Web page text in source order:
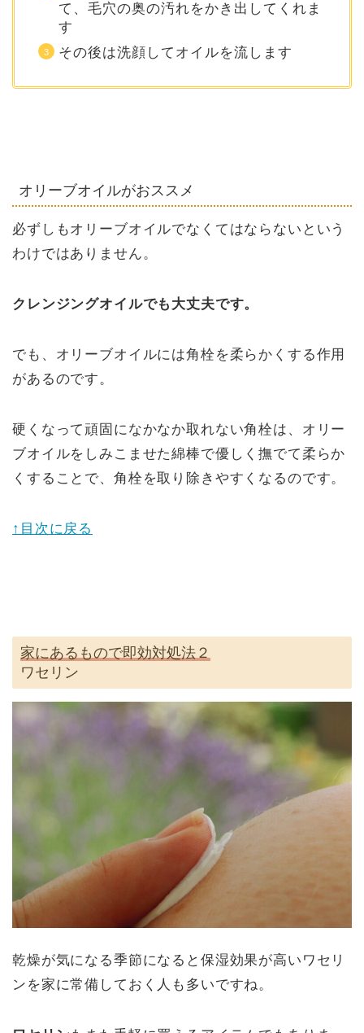
て、毛穴の奥の汚れをかき出してくれま
す
その後は洗顔してオイルを流します
オリーブオイルがおススメ
必ずしもオリーブオイルでなくてはならないという
わけではありません。
クレンジングオイルでも大丈夫です。
でも、オリーブオイルには角栓を柔らかくする作用
があるのです。
硬くなって頑固になかなか取れない角栓は、オリー
ブオイルをしみこませた綿棒で優しく撫でて柔らか
くすることで、角栓を取り除きやすくなるのです。
↑目次に戻る
家にあるもので即効対処法２
ワセリン
乾燥が気になる季節になると保湿効果が高いワセリ
ンを家に常備しておく人も多いですね。